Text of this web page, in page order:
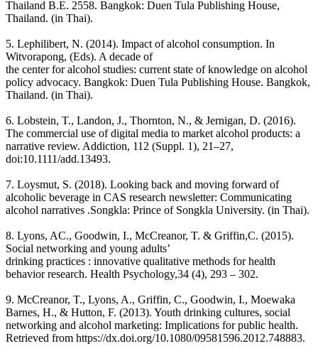
Thailand B.E. 2558. Bangkok: Duen Tula Publishing House,
Thailand. (in Thai).
5. Lephilibert, N. (2014). Impact of alcohol consumption. In
Witvorapong, (Eds). A decade of
the center for alcohol studies: current state of knowledge on alcohol
policy advocacy. Bangkok: Duen Tula Publishing House. Bangkok,
Thailand. (in Thai).
6. Lobstein, T., Landon, J., Thornton, N., & Jernigan, D. (2016).
The commercial use of digital media to market alcohol products: a
narrative review. Addiction, 112 (Suppl. 1), 21–27,
doi:10.1111/add.13493.
7. Loysmut, S. (2018). Looking back and moving forward of
alcoholic beverage in CAS research newsletter: Communicating
alcohol narratives .Songkla: Prince of Songkla University. (in Thai).
8. Lyons, AC., Goodwin, I., McCreanor, T. & Griffin,C. (2015).
Social networking and young adults’
drinking practices : innovative qualitative methods for health
behavior research. Health Psychology,34 (4), 293 – 302.
9. McCreanor, T., Lyons, A., Griffin, C., Goodwin, I., Moewaka
Barnes, H., & Hutton, F. (2013). Youth drinking cultures, social
networking and alcohol marketing: Implications for public health.
Retrieved from https://dx.doi.org/10.1080/09581596.2012.748883.